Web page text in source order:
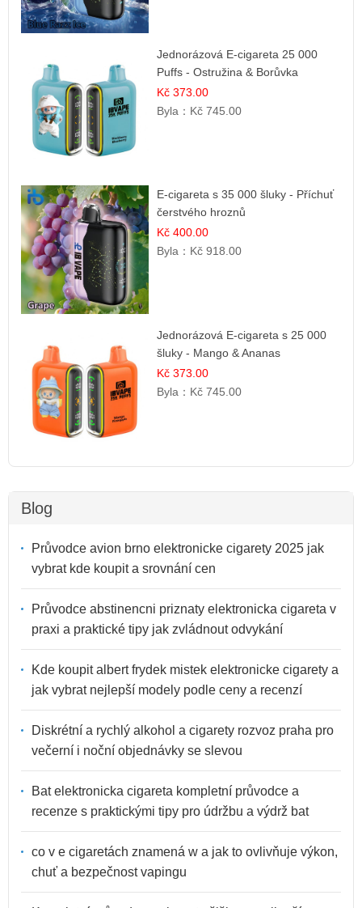
Jednorázová E-cigareta 25 000
Puffs - Ostružina & Borůvka
Kč 373.00
Byla： Kč 745.00
E-cigareta s 35 000 šluky - Příchuť
čerstvého hroznů
Kč 400.00
Byla： Kč 918.00
Jednorázová E-cigareta s 25 000
šluky - Mango & Ananas
Kč 373.00
Byla： Kč 745.00
Blog
Průvodce avion brno elektronicke cigarety 2025 jak
vybrat kde koupit a srovnání cen
Průvodce abstinencni priznaty elektronicka cigareta v
praxi a praktické tipy jak zvládnout odvykání
Kde koupit albert frydek mistek elektronicke cigarety a
jak vybrat nejlepší modely podle ceny a recenzí
Diskrétní a rychlý alkohol a cigarety rozvoz praha pro
večerní i noční objednávky se slevou
Bat elektronicka cigareta kompletní průvodce a
recenze s praktickými tipy pro údržbu a výdrž bat
co v e cigaretách znamená w a jak to ovlivňuje výkon,
chuť a bezpečnost vapingu